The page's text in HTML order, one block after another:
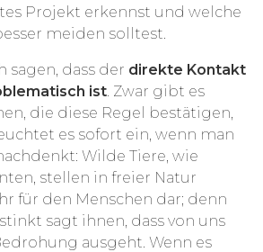
Projekt erkennst und welche
meiden solltest.
sagen, dass der direkte Kontakt
ist. Zwar gibt es
die diese Regel bestätigen,
es sofort ein, wenn man
Wilde Tiere, wie
stellen in freier Natur
für den Menschen dar; denn
sagt ihnen, dass von uns
ausgeht. Wenn es